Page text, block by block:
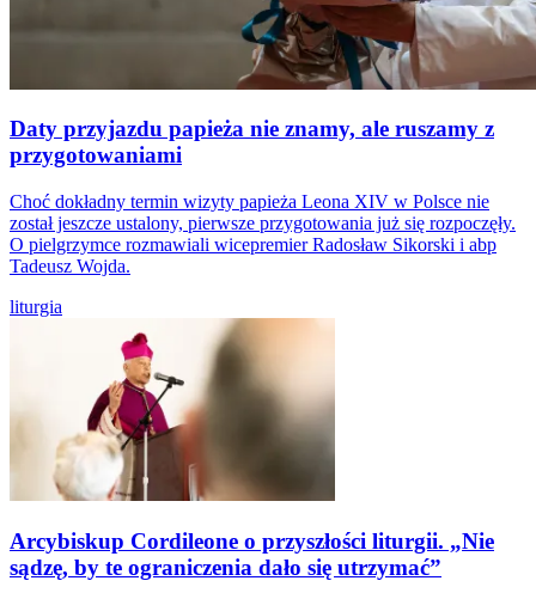
Daty przyjazdu papieża nie znamy, ale ruszamy z
przygotowaniami
Choć dokładny termin wizyty papieża Leona XIV w Polsce nie
został jeszcze ustalony, pierwsze przygotowania już się rozpoczęły.
O pielgrzymce rozmawiali wicepremier Radosław Sikorski i abp
Tadeusz Wojda.
liturgia
Arcybiskup Cordileone o przyszłości liturgii. „Nie
sądzę, by te ograniczenia dało się utrzymać”